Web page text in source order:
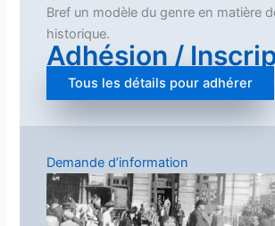
Bref un modèle du genre en matière
historique.
Adhésion /
Tous les détails pour adhérer
Demande d’information